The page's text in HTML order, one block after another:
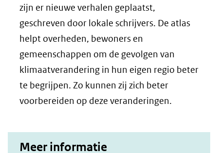
(verwijst
naar
een
andere
website)
zijn er nieuwe verhalen geplaatst,
geschreven door lokale schrijvers. De atlas
helpt overheden, bewoners en
gemeenschappen om de gevolgen van
klimaatverandering in hun eigen regio beter
te begrijpen. Zo kunnen zij zich beter
voorbereiden op deze veranderingen.
Meer informatie